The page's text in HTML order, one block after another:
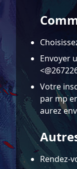
Envoyer
Votre
par mp
aurez
Rendez-